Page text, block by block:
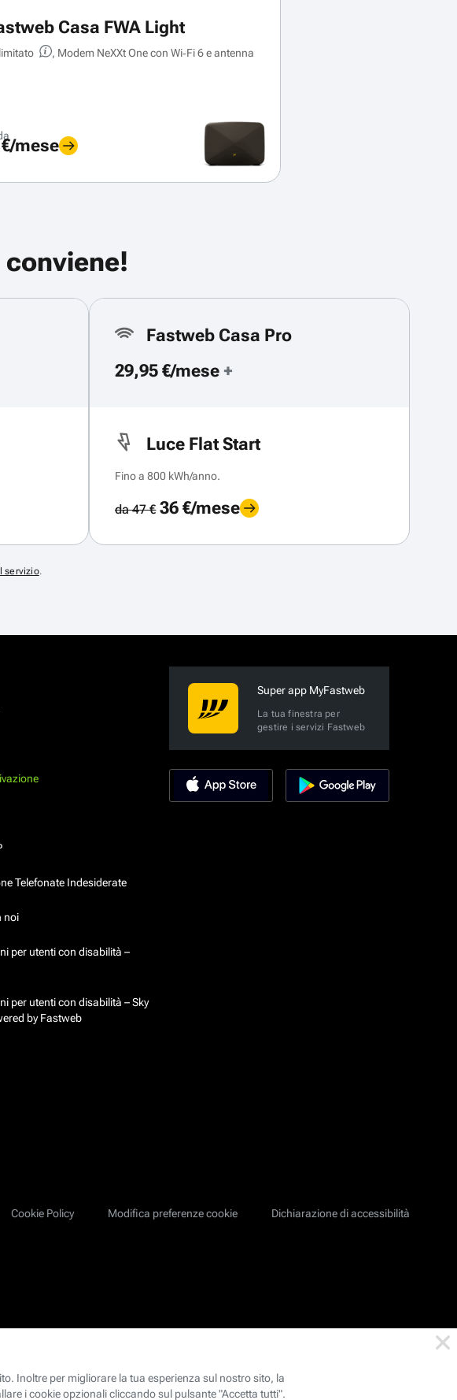
Casa FWA Light
, Modem NeXXt One con Wi‑Fi 6 e antenna
mese
Fastweb Casa Pro
29,95 €/mese +
Luce Flat Start
Fino a 800 kWh/anno.
da 47 €36 €/mese
servizio.
Telefonate Indesiderate
noi
per utenti con disabilità –
per utenti con disabilità – Sky
by Fastweb
Super app MyFastweb
La tua finestra per
gestire i servizi Fastweb
Cookie Policy Modifica preferenze cookie Dichiarazione di accessibilità